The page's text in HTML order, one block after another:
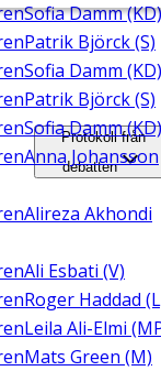
Sofia Damm (KD)
Patrik Björck (S)
Sofia Damm (KD)
Patrik Björck (S)
Sofia Damm (KD)
Anna Johansson
Alireza Akhondi
Ali Esbati (V)
Roger Haddad
Leila Ali-Elmi
Mats Green (M)
Protokoll från
debatten